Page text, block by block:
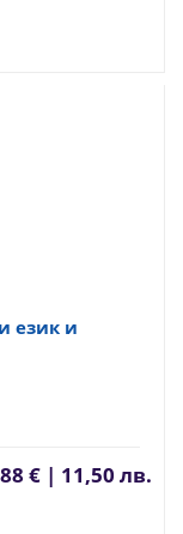
език и
€ | 11,50 лв.